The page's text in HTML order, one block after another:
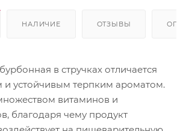
НАЛИЧИЕ ОТЗЫВЫ
в стручках отличается
и устойчивым терпким ароматом.
витаминов и
благодаря чему продукт